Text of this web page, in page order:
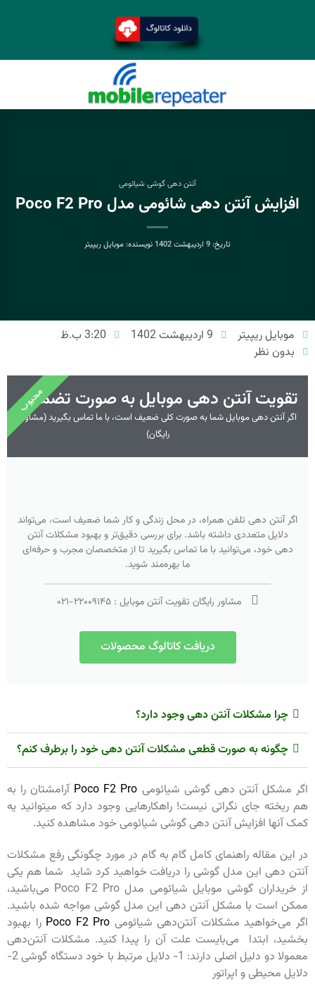
آنتن دهی گوشی شیائومی
افزایش آنتن دهی شائومی مدل Poco F2 Pro
تاریخ:9 اردیبهشت 1402 نویسنده:موبایل ریپیتر
موبایل ریپیتر 9 اردیبهشت 1402
3:20 ب.ظ
بدون نظر
تقویت آنتن دهی موبایل به صورت تضمینی
اگر آنتن دهی موبایل شما به صورت کلی ضعیف است، با ما تماس بگیرید (مشاوره
رایگان)
اگر آنتن دهی تلفن همراه، در محل زندگی و کار شما ضعیف است، می‌تواند
دلایل متعددی داشته باشد. برای بررسی دقیق‌تر و بهبود مشکلات آنتن
دهی خود، می‌توانید با ما تماس بگیرید تا از متخصصان مجرب و حرفه‌ای
ما بهره‌مند شوید.
مشاور رایگان تقویت آنتن موبایل :۲۲۰۰۹۱۴۵-۰۲۱
دریافت کاتالوگ محصولات
محبوب
چرا مشکلات آنتن دهی وجود دارد؟
چگونه به صورت قطعی مشکلات آنتن دهی خود را برطرف کنم؟
اگر مشکل آنتن دهی گوشی شیائومی Poco F2 Pro آرامشتان را به
هم ریخته جای نگراتی نیست! راهکارهایی وجود دارد که میتوانید یه
کمک آنها افزایش آنتن دهی گوشی شیائومی خود مشاهده کنید.
در این مقاله راهنمای کامل گام به گام در مورد چگونگی رفع مشکلات
آنتن دهی این مدل گوشی را دریافت خواهید کرد شاید شما هم یکی
از خریداران گوشی موبایل شیائومی مدل Poco F2 Pro می‌باشید،
ممکن است با مشکل آنتن دهی این مدل گوشی مواجه شده باشید.
اگر می‌خواهید مشکلات آنتن‌دهی شیائومی Poco F2 Pro را بهبود
بخشید، ابتدا می‌بایست علت آن را پیدا کنید. مشکلات آنتن‌دهی
معمولا دو دلیل اصلی دارند: 1- دلایل مرتبط با خود دستگاه گوشی 2-
دلایل محیطی و اپراتور